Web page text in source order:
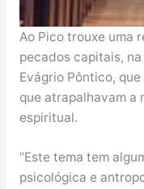
Ao Pico trouxe uma
pecados capitais,
Evágrio Pôntico,
que atrapalhavam a
espiritual.
“Este tema tem
psicológica e